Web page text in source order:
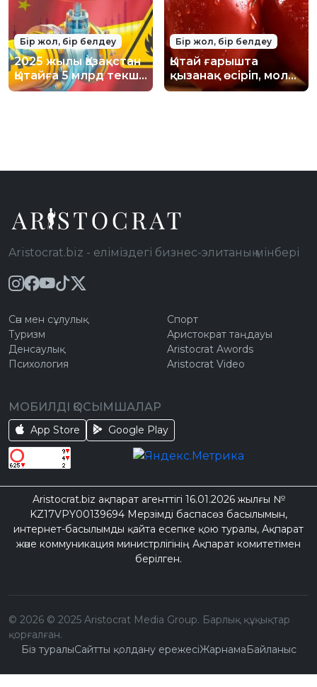
Бір жол, бір белдеу
2025 жылы Қазақстан
Қытайға 5 млрд текше
метр газ
Бір жол, бір белдеу
Қытай ғарышта
қызанақ өсіріп, мол
өнім алды
Aristocrat.biz - еліміздегі бизнес-элитаның мінбері
Сән мен сұлулық
Туризм
Денсаулық
Психология
Спорт
Аристократ таңдауы
Aristocrat Awords
Aristocrat Video
МОБИЛДІ ҚОСЫМШАЛАР
App Store Google Play
Aristocrat.biz ақпарат агенттігі 16.01.2026 жылғы №
KZ17VPY00139694 Мерзімді баспасөз басылымын,
интернет-басылымды қайта есепке қою туралы, Ақпарат
және коммуникация министрлігінің Ақпарат комитетімен
берілген.
© 2026 © 2025 Aristocrat Media Group. Барлық құқықтар
қорғалған.
Біз туралыСайтты қолдану ережесіЖарнамаБайланыс